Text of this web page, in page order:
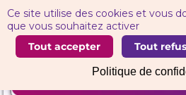
Ce site utilise des cookies et vous
que vous souhaitez activer
Tout accepter
Tout
Politique de